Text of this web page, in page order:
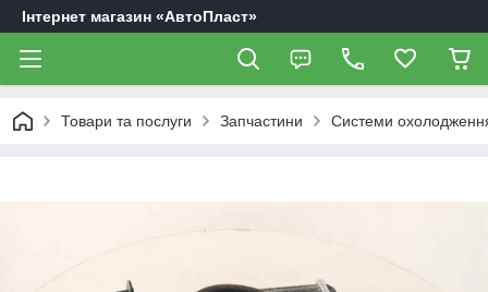
Інтернет магазин «АвтоПласт»
Товари та послуги Запчастини Системи